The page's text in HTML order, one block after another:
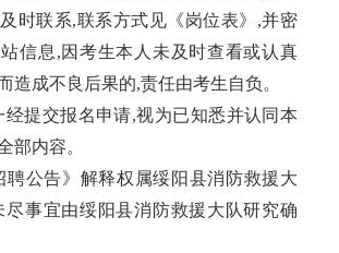
时联系,联系方式见《岗位表》,并密
信息,因考生本人未及时查看或认真
造成不良后果的,责任由考生自负。
经提交报名申请,视为已知悉并认同本
部内容。
聘公告》解释权属绥阳县消防救援大
尽事宜由绥阳县消防救援大队研究确